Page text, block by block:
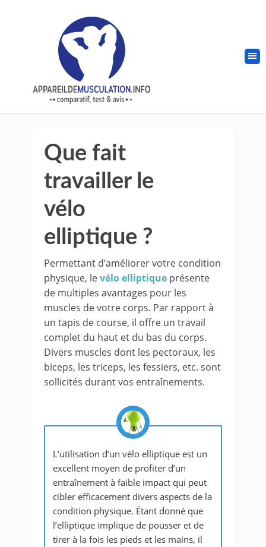
Que fait
travailler le
vélo
elliptique ?
Permettant d’améliorer votre condition
physique, levélo elliptique présente
de multiples avantages pour les
muscles de votre corps. Par rapport à
un tapis de course, il offre un travail
complet du haut et du bas du corps.
Divers muscles dont les pectoraux, les
biceps, les triceps, les fessiers, etc. sont
sollicités durant vos entraînements.
L’utilisation d’un vélo elliptique est un
excellent moyen de profiter d’un
entraînement à faible impact qui peut
cibler efficacement divers aspects de la
condition physique. Étant donné que
l’elliptique implique de pousser et de
tirer à la fois les pieds et les mains, il